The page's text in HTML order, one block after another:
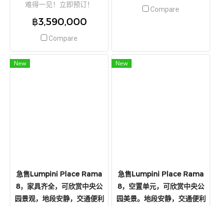
难得一见！立即预订！
Sapanmai 项目，即刻入住，
心，近 BTS Sai Yud 站。两卧
一卫，拐角单元，坐拥 100%
美景。位于 Theparak 路，连
接新建的 Phaholyothin 路和
฿3,590,000
Compare
Muang Thong Thani站仅200
米！近Si Rat高速入口！
Compare
New
急售Lumpini Place Rama
8，家具齐全，可欣赏中央公
园景观，地段安静，交通便利
New
急售Lumpini Place Rama
8，空置单元，可欣赏中央公
园美景。地段安静，交通便利